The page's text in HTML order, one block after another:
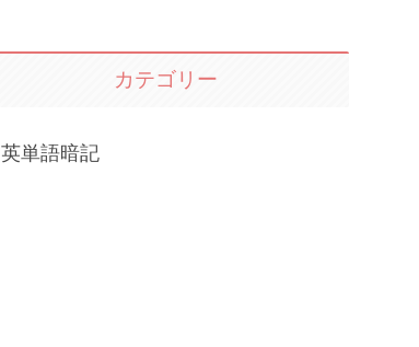
カテゴリー
英単語暗記